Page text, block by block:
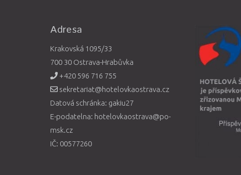
Adresa
Krakovská 1095/33
700 30 Ostrava-Hrabůvka
+420 596 716 755
sekretariat@hotelovkaostrava.cz
Datová schránka: gakiu27
E-podatelna: hotelovkaostrava@po-
msk.cz
IČ: 00577260